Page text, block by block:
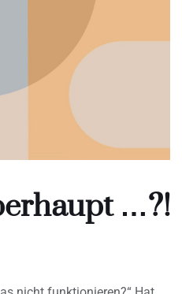
…?!